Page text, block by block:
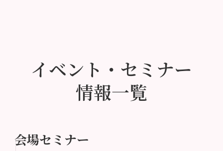
イベント・セミナー
情報一覧
会場セミナー